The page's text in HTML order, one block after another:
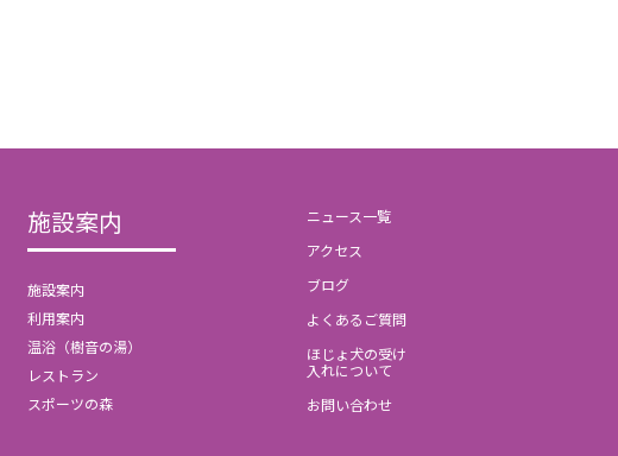
施設案内
施設案内
利用案内
温浴（樹音の湯）
レストラン
スポーツの森
ニュース一覧
アクセス
ブログ
よくあるご質問
ほじょ犬の受け
入れについて
お問い合わせ